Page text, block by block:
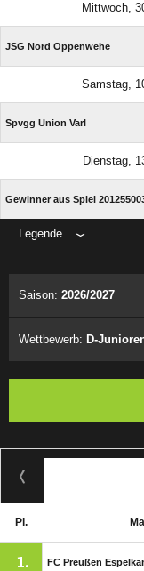
Mittwoch,
JSG Nord Oppenwehe
Samstag,
Spvgg Union Varl
Dienstag,
Gewinner aus Spiel
Legende
Saison: 2026/2027
Wettbewerb: D-
Pl.
1. FC Preußen